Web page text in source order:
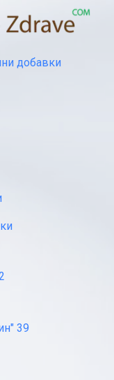
добавки
39